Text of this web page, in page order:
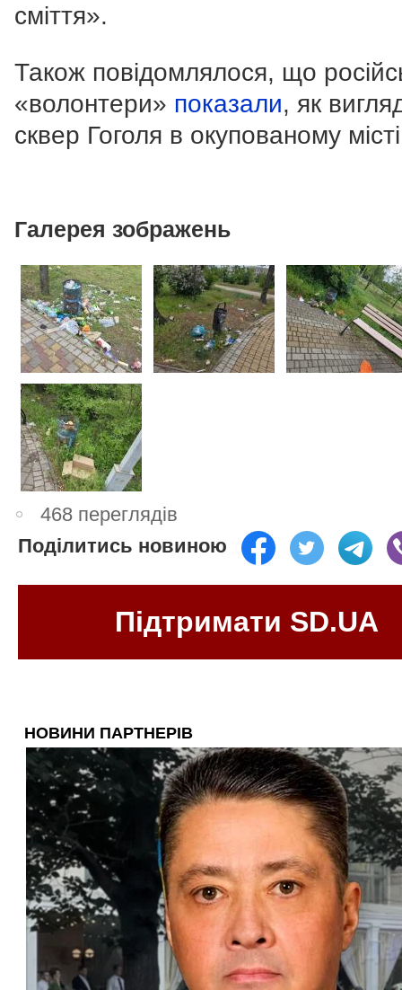
сміття».
Також повідомлялося, що
«волонтери» показали, як
сквер Гоголя в окупованому
Галерея зображень
468 переглядів
Поділитись новиною
Підтримати SD.UA